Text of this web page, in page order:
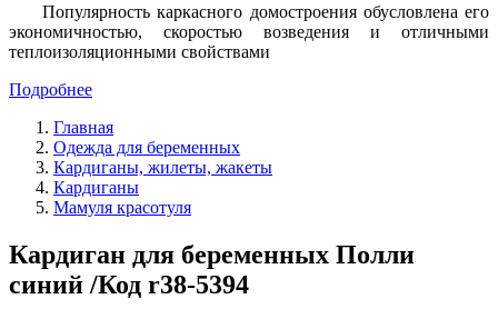
Популярность каркасного домостроения обусловлена его
экономичностью, скоростью возведения и отличными
теплоизоляционными свойствами
Подробнее
Главная
Одежда для беременных
Кардиганы, жилеты, жакеты
Кардиганы
Мамуля красотуля
Кардиган для беременных Полли
синий /Код r38-5394